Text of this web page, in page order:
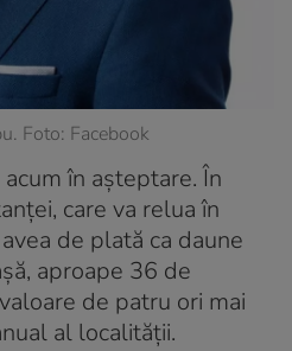
Foto: Facebook
în așteptare. În
care va relua în
de plată ca daune
aproape 36 de
de patru ori mai
al localității.